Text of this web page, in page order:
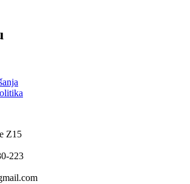
Z15
223